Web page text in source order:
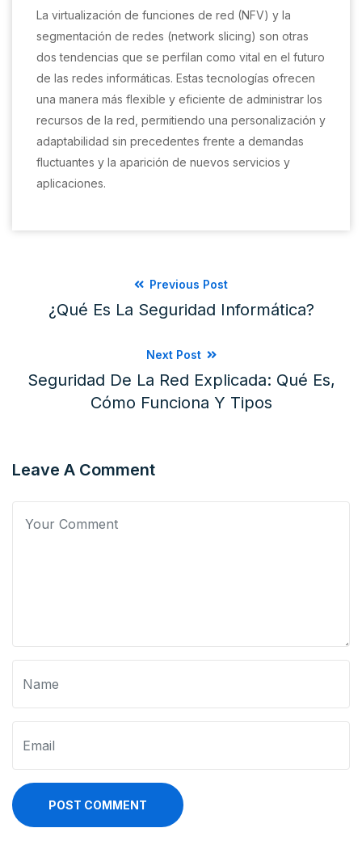
La virtualización de funciones de red (NFV) y la
segmentación de redes (network slicing) son otras
dos tendencias que se perfilan como vital en el futuro
de las redes informáticas. Estas tecnologías ofrecen
una manera más flexible y eficiente de administrar los
recursos de la red, permitiendo una personalización y
adaptabilidad sin precedentes frente a demandas
fluctuantes y la aparición de nuevos servicios y
aplicaciones.
Previous Post
¿Qué Es La Seguridad Informática?
Next Post
Seguridad De La Red Explicada: Qué Es,
Cómo Funciona Y Tipos
Leave A Comment
POST COMMENT